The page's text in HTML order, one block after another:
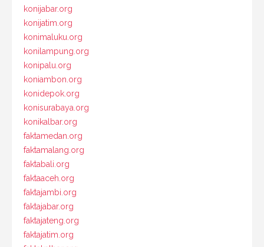
konijabar.org
konijatim.org
konimaluku.org
konilampung.org
konipalu.org
koniambon.org
konidepok.org
konisurabaya.org
konikalbar.org
faktamedan.org
faktamalang.org
faktabali.org
faktaaceh.org
faktajambi.org
faktajabar.org
faktajateng.org
faktajatim.org